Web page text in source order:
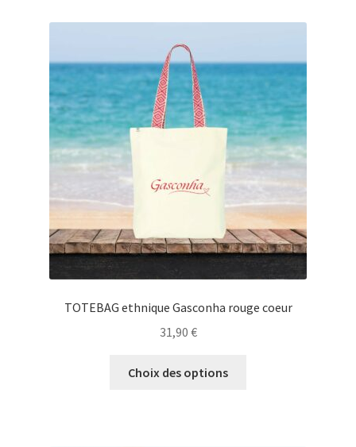
options
peuvent
être
choisies
sur
produit
TOTEBAG ethnique Gasconha rouge coeur
31,90 €
Choix des options